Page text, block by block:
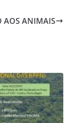
AOS ANIMAIS